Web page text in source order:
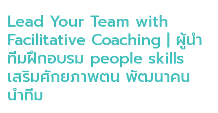
Lead Your Team with
Facilitative Coaching | ผู้นำ
ทีมฝึกอบรม people skills
เสริมศักยภาพตน พัฒนาคน
นำทีม